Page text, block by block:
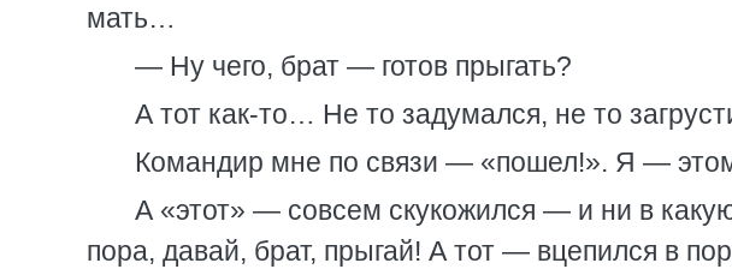
мать…
— Ну чего, брат — готов прыгать?
А тот как-то… Не то задумался, не то
Командир мне по связи — «пошел!». Я —
А «этот» — совсем скукожился — и ни в
пора, давай, брат, прыгай! А тот — вцепился в